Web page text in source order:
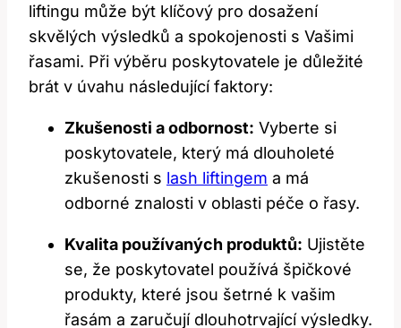
liftingu​ může ‍být klíčový pro dosažení
skvělých výsledků a spokojenosti s Vašimi
řasami. Při výběru poskytovatele je důležité
‍brát v úvahu ‌následující faktory:
Zkušenosti a odbornost: Vyberte si
⁢poskytovatele, ‌který má‌ dlouholeté
zkušenosti ​s ​ lash liftingem a má ​
odborné znalosti v oblasti ⁤péče ​o řasy.
Kvalita používaných produktů: Ujistěte‌
se, že poskytovatel používá špičkové
produkty, které jsou šetrné k‌ vašim
řasám a zaručují dlouhotrvající výsledky.